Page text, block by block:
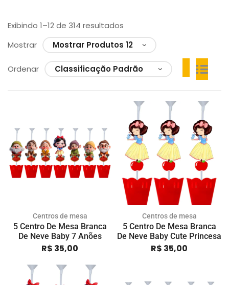
Exibindo 1–12 de 314 resultados
Mostrar
Ordenar
Centros de mesa
5 Centro De Mesa Branca
De Neve Baby 7 Anões
R$ 35,00
Centros de mesa
5 Centro De Mesa Branca
De Neve Baby Cute Princesa
R$ 35,00